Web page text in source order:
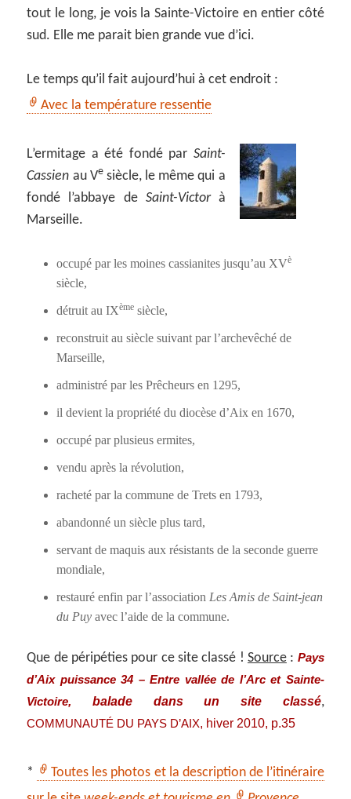
tout le long, je vois la Sainte-Victoire en entier côté
sud. Elle me parait bien grande vue d’ici.
Le temps qu’il fait aujourd’hui à cet endroit :
Avec la température ressentie
L’ermitage a été fondé par Saint-
Cassien au Vesiècle, le même qui a
fondé l’abbaye de Saint-Victorà
Marseille.
occupé par les moines cassianites jusqu’au XVè
siècle,
détruit au IXème siècle,
reconstruit au siècle suivant par l’archevêché de
Marseille,
administré par les Prêcheurs en 1295,
il devient la propriété du diocèse d’Aix en 1670,
occupé par plusieus ermites,
vendu après la révolution,
racheté par la commune de Trets en 1793,
abandonné un siècle plus tard,
servant de maquis aux résistants de la seconde guerre
mondiale,
restauré enfin par l’associationLes Amis de Saint-jean
du Puy avec l’aide de la commune.
Que de péripéties pour ce site classé ! Source: Pays
d’Aix puissance 34 – Entre vallée de l’Arc et Sainte-
Victoire, balade dans un site classé,
COMMUNAUTÉ DU PAYS D’AIX, hiver 2010, p.35
*
Toutes les photos et la description de l’itinéraire